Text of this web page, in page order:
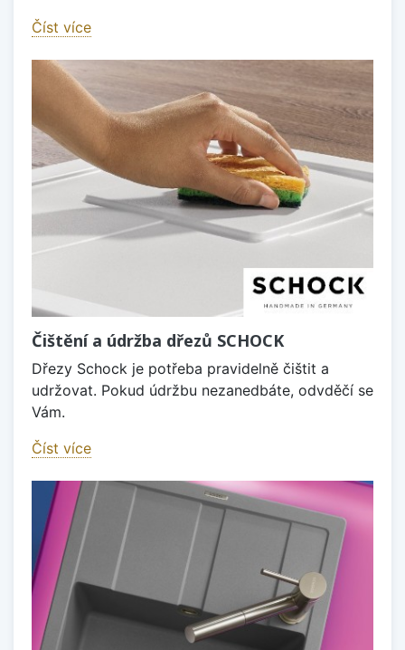
Číst více
Čištění a údržba dřezů SCHOCK
Dřezy Schock je potřeba pravidelně čištit a
udržovat. Pokud údržbu nezanedbáte, odvděčí se
Vám.
Číst více